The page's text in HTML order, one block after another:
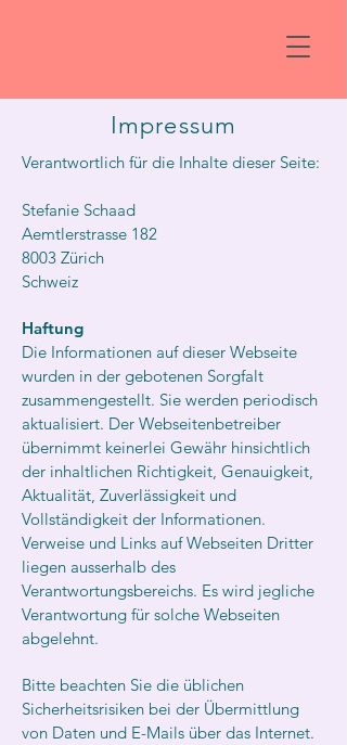
Impressum
Verantwortlich für die Inhalte dieser Seite:
Stefanie Schaad
Aemtlerstrasse 182
8003 Zürich
Schweiz
Haftung
Die Informationen auf dieser Webseite
wurden in der gebotenen Sorgfalt
zusammengestellt. Sie werden periodisch
aktualisiert. Der Webseitenbetreiber
übernimmt keinerlei Gewähr hinsichtlich
der inhaltlichen Richtigkeit, Genauigkeit,
Aktualität, Zuverlässigkeit und
Vollständigkeit der Informationen.
Verweise und Links auf Webseiten Dritter
liegen ausserhalb des
Verantwortungsbereichs. Es wird jegliche
Verantwortung für solche Webseiten
abgelehnt.
Bitte beachten Sie die üblichen
Sicherheitsrisiken bei der Übermittlung
von Daten und E-Mails über das Internet.